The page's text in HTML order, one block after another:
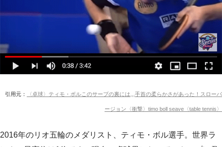
引用元： 〈卓球〉ティモ・ボルこのサーブの裏には,,,手首の柔らかさがあった！スローバ
ージョン〈衝撃〉timo boll seave〈table tennis〉
2016年のリオ五輪のメダリスト、ティモ・ボル選手。世界ラ